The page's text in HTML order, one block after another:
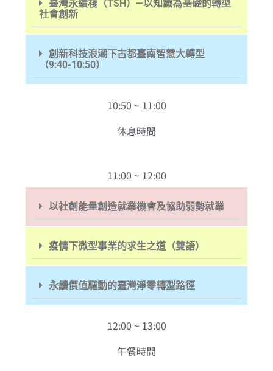
臺灣永續棧（TSH）—以知識為基礎的轉型
社會創新
創新科技浪潮下古都臺南智慧大轉型
（9:40-10:50）
10:50 ~ 11:00
休息時間
11:00 ~ 12:00
以社創能量創造就業機會及協助弱勢就業
疫情下微型事業的求生之道（雙語）
永續價值驅動的臺灣淨零轉型路徑
12:00 ~ 13:00
午餐時間